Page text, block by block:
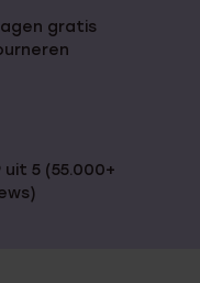
gratis
uit 5 (55.000+